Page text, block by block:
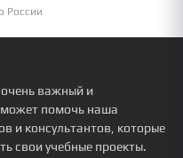
России
важный и
может помочь наша
и консультантов, которые
свои учебные проекты.